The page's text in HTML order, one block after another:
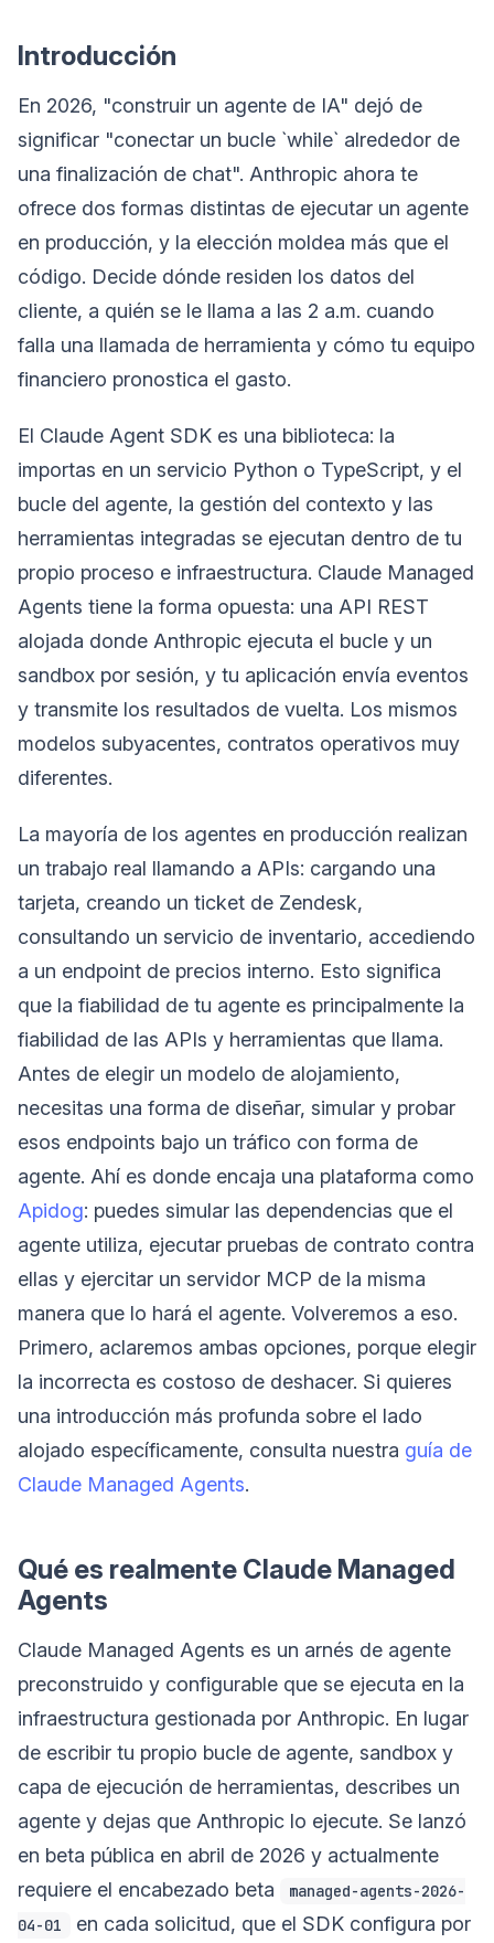
Introducción
En 2026, "construir un agente de IA" dejó de
significar "conectar un bucle `while` alrededor de
una finalización de chat". Anthropic ahora te
ofrece dos formas distintas de ejecutar un agente
en producción, y la elección moldea más que el
código. Decide dónde residen los datos del
cliente, a quién se le llama a las 2 a.m. cuando
falla una llamada de herramienta y cómo tu equipo
financiero pronostica el gasto.
El Claude Agent SDK es una biblioteca: la
importas en un servicio Python o TypeScript, y el
bucle del agente, la gestión del contexto y las
herramientas integradas se ejecutan dentro de tu
propio proceso e infraestructura. Claude Managed
Agents tiene la forma opuesta: una API REST
alojada donde Anthropic ejecuta el bucle y un
sandbox por sesión, y tu aplicación envía eventos
y transmite los resultados de vuelta. Los mismos
modelos subyacentes, contratos operativos muy
diferentes.
La mayoría de los agentes en producción realizan
un trabajo real llamando a APIs: cargando una
tarjeta, creando un ticket de Zendesk,
consultando un servicio de inventario, accediendo
a un endpoint de precios interno. Esto significa
que la fiabilidad de tu agente es principalmente la
fiabilidad de las APIs y herramientas que llama.
Antes de elegir un modelo de alojamiento,
necesitas una forma de diseñar, simular y probar
esos endpoints bajo un tráfico con forma de
agente. Ahí es donde encaja una plataforma como
Apidog: puedes simular las dependencias que el
agente utiliza, ejecutar pruebas de contrato contra
ellas y ejercitar un servidor MCP de la misma
manera que lo hará el agente. Volveremos a eso.
Primero, aclaremos ambas opciones, porque elegir
la incorrecta es costoso de deshacer. Si quieres
una introducción más profunda sobre el lado
alojado específicamente, consulta nuestra guía de
Claude Managed Agents.
Qué es realmente Claude Managed
Agents
Claude Managed Agents es un arnés de agente
preconstruido y configurable que se ejecuta en la
infraestructura gestionada por Anthropic. En lugar
de escribir tu propio bucle de agente, sandbox y
capa de ejecución de herramientas, describes un
agente y dejas que Anthropic lo ejecute. Se lanzó
en beta pública en abril de 2026 y actualmente
requiere el encabezado beta
managed-agents-2026-
04-01
en cada solicitud, que el SDK configura por